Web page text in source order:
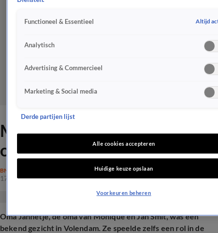
Monique Smit emotioneel
over tragisch verlies
BN'ERS
17 jan 2025, 15:25
Oma Jannetje, de oma van Monique en Jan Smit, was een
bekend gezicht in Volendam. Ze speelde zelfs een rol in de
Functioneel & Essentieel Altijd
Analytisch
Advertising & Commercieel
Marketing & Social media
Derde partijen lijst
Alle cookies accepteren
Huidige keuze opslaan
Voorkeuren beheren